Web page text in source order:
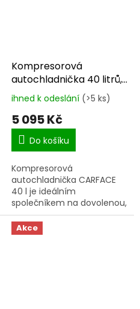
Kompresorová
autochladnička 40 litrů,
-22C
Průměrné
produktu
5,0
5
hvězdiček.
ihned k odeslání (>5 ks)
5 095 Kč
Do košíku
Kompresorová
autochladnička CARFACE
40 l je ideálním
společníkem na dovolenou,
kempování, rybaření i
dlouhé cesty autem.
Výkonný kompresor
Akce